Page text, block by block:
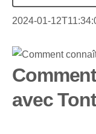
2024-01-
avec